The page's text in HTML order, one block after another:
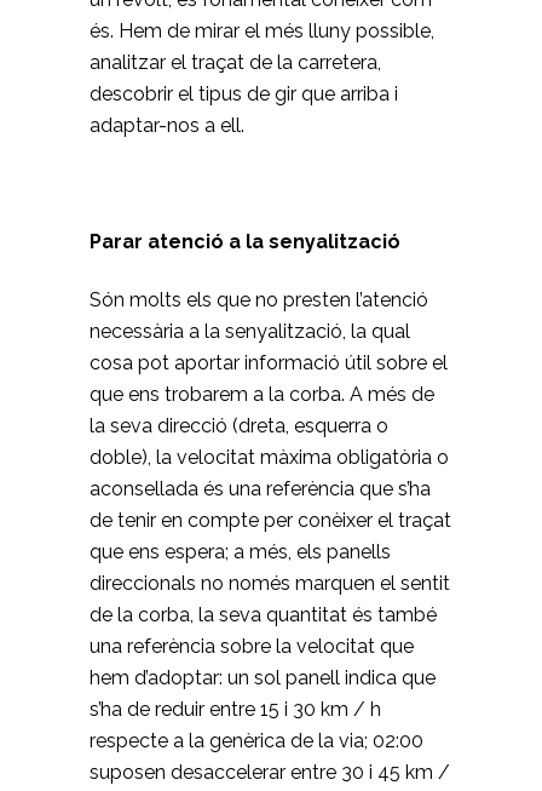
és. Hem de mirar el més lluny possible,
analitzar el traçat de la carretera,
descobrir el tipus de gir que arriba i
adaptar-nos a ell.
Parar atenció a la senyalització
Són molts els que no presten l’atenció
necessària a la senyalització, la qual
cosa pot aportar informació útil sobre el
que ens trobarem a la corba. A més de
la seva direcció (dreta, esquerra o
doble), la velocitat màxima obligatòria o
aconsellada és una referència que s’ha
de tenir en compte per conèixer el traçat
que ens espera; a més, els panells
direccionals no només marquen el sentit
de la corba, la seva quantitat és també
una referència sobre la velocitat que
hem d’adoptar: un sol panell indica que
s’ha de reduir entre 15 i 30 km / h
respecte a la genèrica de la via; 02:00
suposen desaccelerar entre 30 i 45 km /